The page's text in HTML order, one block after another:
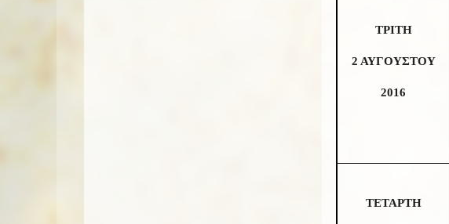
ΤΡΙΤΗ
2 ΑΥΓΟΥΣΤΟΥ
2016
ΤΕΤΑΡΤΗ